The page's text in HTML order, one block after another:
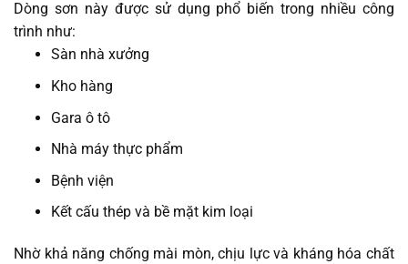
Dòng sơn này được sử dụng phổ biến trong nhiều công
trình như:
Sàn nhà xưởng
Kho hàng
Gara ô tô
Nhà máy thực phẩm
Bệnh viện
Kết cấu thép và bề mặt kim loại
Nhờ khả năng chống mài mòn, chịu lực và kháng hóa chất